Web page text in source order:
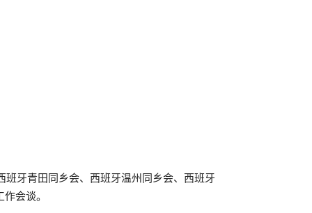
牙青田同乡会、西班牙温州同乡会、西班牙
会谈。